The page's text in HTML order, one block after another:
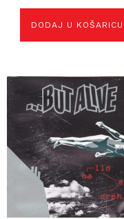
DODAJ U KOŠARICU